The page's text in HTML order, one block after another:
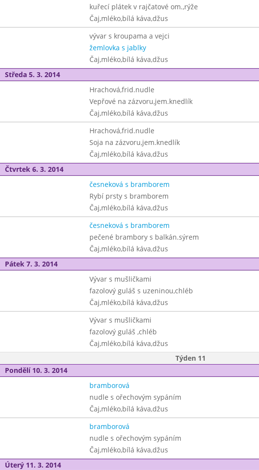
kuřecí plátek v rajčatové om.,rýže
Čaj,mléko,bílá káva,džus
vývar s kroupama a vejci
žemlovka s jablky
Čaj,mléko,bílá káva,džus
Středa 5. 3. 2014
Hrachová,frid.nudle
Vepřové na zázvoru,jem.knedlík
Čaj,mléko,bílá káva,džus
Hrachová,frid.nudle
Soja na zázvoru,jem.knedlík
Čaj,mléko,bílá káva,džus
Čtvrtek 6. 3. 2014
česneková s bramborem
Rybí prsty s bramborem
Čaj,mléko,bílá káva,džus
česneková s bramborem
pečené brambory s balkán.sýrem
Čaj,mléko,bílá káva,džus
Pátek 7. 3. 2014
Vývar s mušličkami
fazolový guláš s uzeninou,chléb
Čaj,mléko,bílá káva,džus
Vývar s mušličkami
fazolový guláš ,chléb
Čaj,mléko,bílá káva,džus
Týden 11
Pondělí 10. 3. 2014
bramborová
nudle s ořechovým sypáním
Čaj,mléko,bílá káva,džus
bramborová
nudle s ořechovým sypáním
Čaj,mléko,bílá káva,džus
Úterý 11. 3. 2014